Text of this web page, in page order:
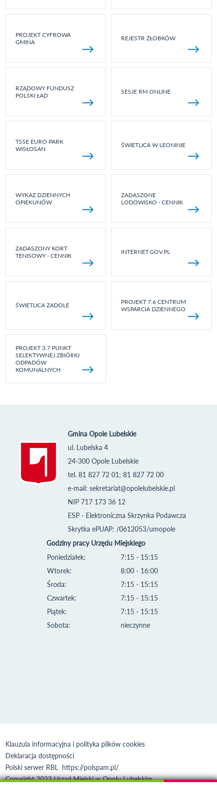
PROJEKT CYFROWA
GMINA
REJESTR ŻŁOBKÓW
RZĄDOWY FUNDUSZ
POLSKI ŁAD
SESJE RM ONLINE
TSSE EURO-PARK
WISŁOSAN
ŚWIETLICA W LEONINIE
WYKAZ DZIENNYCH
OPIEKUNÓW
ZADASZONE
LODOWISKO - CENNIK
ZADASZONY KORT
TENISOWY - CENNIK
INTERNET.GOV.PL
ŚWIETLICA ZADOLE
PROJEKT 7.6 CENTRUM
WSPARCIA DZIENNEGO
PROJEKT 3.7 PUNKT
SELEKTYWNEJ ZBIÓRKI
ODPADÓW
KOMUNALNYCH
Gmina Opole Lubelskie
ul. Lubelska 4
24-300 Opole Lubelskie
tel. 81 827 72 01; 81 827 72 00
e-mail: sekretariat@opolelubelskie.pl
NIP 717 173 36 12
ESP - Elektroniczna Skrzynka Podawcza
Skrytka ePUAP: /0612053/umopole
Godziny pracy Urzędu Miejskiego
Poniedziałek:
Wtorek:
Środa:
Czwartek:
Piątek:
Sobota:
7:15 - 15:15
8:00 - 16:00
7:15 - 15:15
7:15 - 15:15
7:15 - 15:15
nieczynne
Klauzula informacyjna i polityka plików cookies
Deklaracja dostępności
Polski serwer RBL https://polspam.pl/
Copyright 2023 Urząd Miejski w Opolu Lubelskim